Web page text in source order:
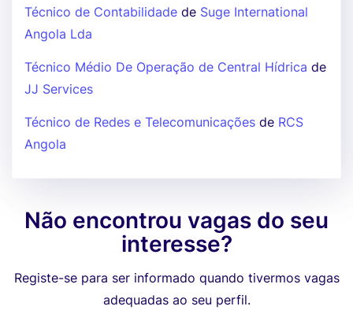
Técnico de Contabilidade de Suge International
Angola Lda
Técnico Médio De Operação de Central Hídrica de
JJ Services
Técnico de Redes e Telecomunicações de RCS
Angola
Não encontrou vagas do seu
interesse?
Registe-se para ser informado quando tivermos vagas
adequadas ao seu perfil.